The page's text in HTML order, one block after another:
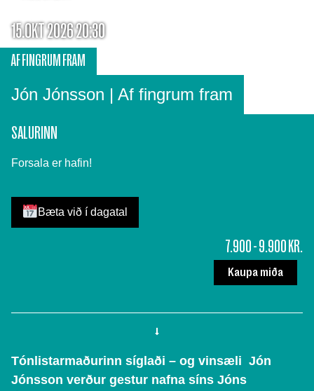
15.OKT 2026 20:30
Jón Jónsson | Af fingrum fram
AF FINGRUM FRAM
SALURINN
Forsala er hafin!
Bæta við í dagatal
7.900 - 9.900 KR.
Kaupa miða
Tónlistarmaðurinn síglaði – og vinsæli Jón
Jónsson verður gestur nafna síns Jóns